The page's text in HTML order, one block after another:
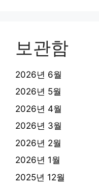
보관함
2026년 6월
2026년 5월
2026년 4월
2026년 3월
2026년 2월
2026년 1월
2025년 12월